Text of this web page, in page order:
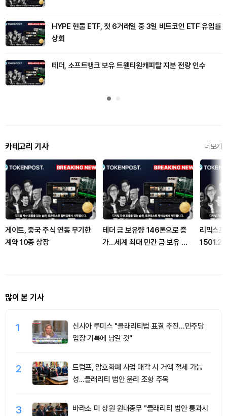
HYPE 현물 ETF, 첫 6거래일 중 3일 비트코인 ETF 유입률
상회
테더, 소프트뱅크 보유 트웬티원캐피탈 지분 전량 인수
카테고리 기사 더보기
게이트, 중국 주식 연동 무기한
계약 10종 상장
테더 금 보유량 146톤으로 증
가…세계 최대 민간 금 보유 기
리믹스
많이 본 기사
1
신시아 루미스 "클래리티법 표결 추진…민주당
입장 기록에 남길 것"
2
트럼프, 암호화폐 사업 매각 시 거액 절세 가능
성...클래리티 법안 윤리 조항 주목
3
바라소 미 상원 원내총무 "클래리티 법안 통과시